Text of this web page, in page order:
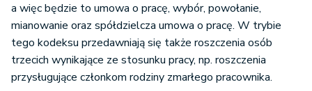
a więc będzie to umowa o pracę, wybór, powołanie,
mianowanie oraz spółdzielcza umowa o pracę. W trybie
tego kodeksu przedawniają się także roszczenia osób
trzecich wynikające ze stosunku pracy, np. roszczenia
przysługujące członkom rodziny zmarłego pracownika.